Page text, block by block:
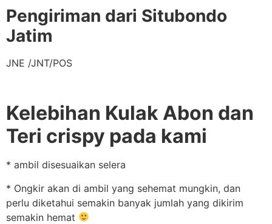
Pengiriman dari Situbondo
Jatim
JNE /JNT/POS
Kelebihan Kulak Abon dan
Teri crispy pada kami
* ambil disesuaikan selera
* Ongkir akan di ambil yang sehemat mungkin, dan
perlu diketahui semakin banyak jumlah yang dikirim
semakin hemat